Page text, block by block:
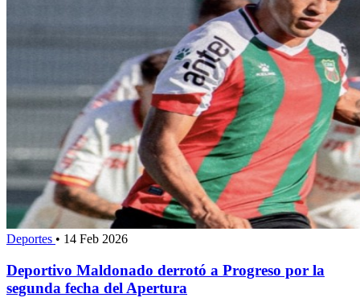
Deportes • 14 Feb 2026
Deportivo Maldonado derrotó a Progreso por la
segunda fecha del Apertura